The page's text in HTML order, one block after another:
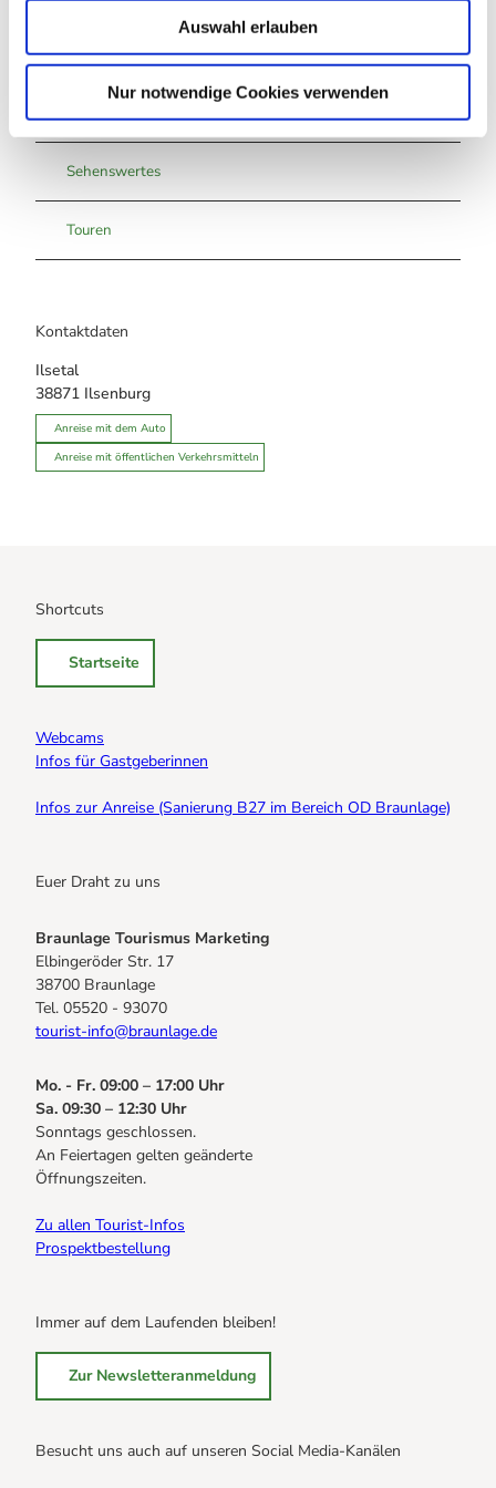
Auswahl erlauben
Nur notwendige Cookies verwenden
In der Nähe Auf der Karte anschauen
Sehenswertes
Touren
Kontaktdaten
Ilsetal
38871 Ilsenburg
Anreise mit dem Auto
Anreise mit öffentlichen Verkehrsmitteln
Shortcuts
Startseite
Webcams
Infos für Gastgeberinnen
Infos zur Anreise (Sanierung B27 im Bereich OD Braunlage)
Euer Draht zu uns
Braunlage Tourismus Marketing
Elbingeröder Str. 17
38700 Braunlage
Tel. 05520 - 93070
tourist-info@braunlage.de
Mo. - Fr. 09:00 – 17:00 Uhr
Sa. 09:30 – 12:30 Uhr
Sonntags geschlossen.
An Feiertagen gelten geänderte
Öffnungszeiten.
Zu allen Tourist-Infos
Prospektbestellung
Immer auf dem Laufenden bleiben!
Zur Newsletteranmeldung
Besucht uns auch auf unseren Social Media-Kanälen